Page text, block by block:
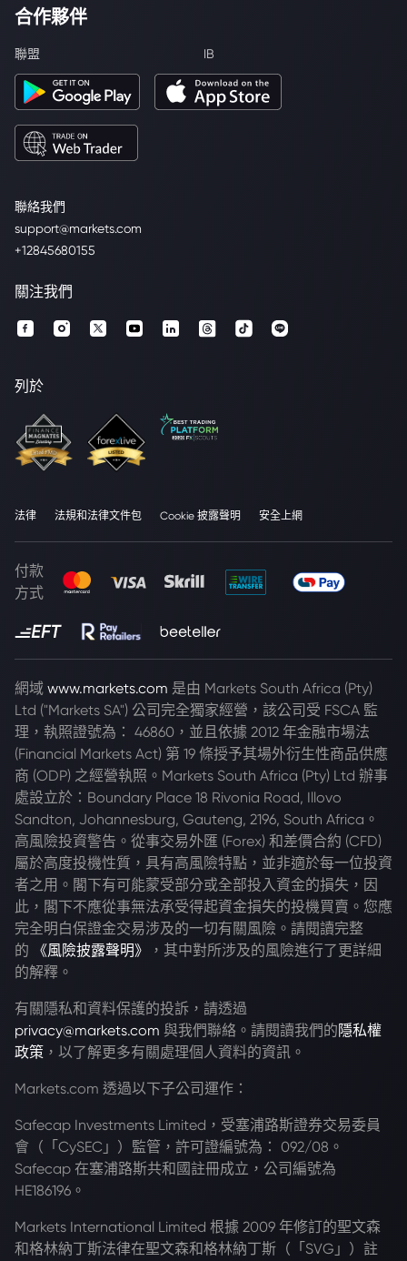
聯絡我們
support@markets.com
+12845680155
合作夥伴
聯盟 IB
關注我們
列於
法律 法規和法律文件包 Cookie 披露聲明 安全上網
付款
方式
網域 www.markets.com 是由 Markets South Africa (Pty)
Ltd ("Markets SA") 公司完全獨家經營，該公司受 FSCA 監
理，執照證號為： 46860，並且依據 2012 年金融市場法
(Financial Markets Act) 第 19 條授予其場外衍生性商品供應
商 (ODP) 之經營執照。Markets South Africa (Pty) Ltd 辦事
處設立於：Boundary Place 18 Rivonia Road, Illovo
Sandton, Johannesburg, Gauteng, 2196, South Africa。
高風險投資警告。從事交易外匯 (Forex) 和差價合約 (CFD)
屬於高度投機性質，具有高風險特點，並非適於每一位投資
者之用。閣下有可能蒙受部分或全部投入資金的損失，因
此，閣下不應從事無法承受得起資金損失的投機買賣。您應
完全明白保證金交易涉及的一切有關風險。請閱讀完整
的
《風險披露聲明》
，其中對所涉及的風險進行了更詳細
的解釋。
有關隱私和資料保護的投訴，請透過
privacy@markets.com 與我們聯絡。請閱讀我們的 隱私權
政策 ，以了解更多有關處理個人資料的資訊。
Markets.com 透過以下子公司運作：
Safecap Investments Limited，受塞浦路斯證券交易委員
會（「CySEC」）監管，許可證編號為： 092/08。
Safecap 在塞浦路斯共和國註冊成立，公司編號為
HE186196。
Markets International Limited 根據 2009 年修訂的聖文森
和格林納丁斯法律在聖文森和格林納丁斯（「SVG」）註